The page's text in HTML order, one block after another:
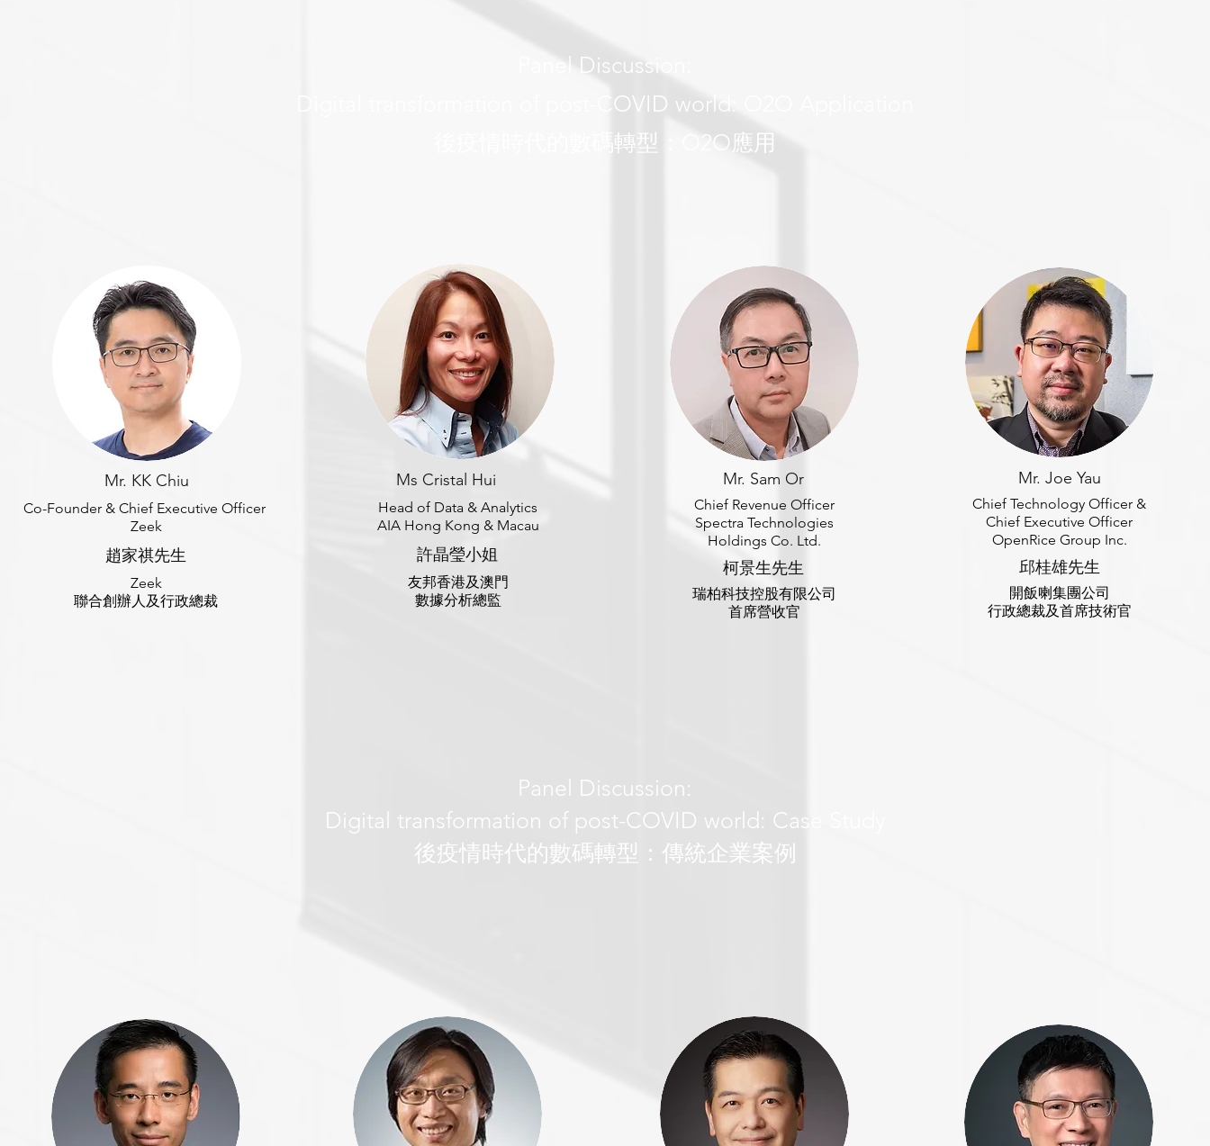
Panel Discussion:
Digital transformation of post-COVID world: O2O Application
後疫情時代的數碼轉型：O2O應用
Mr. KK Chiu
Co-Founder &Chief Executive Officer
Zeek
趙家祺先生
Zeek
聯合創辦人及行政總裁
Ms Cristal Hui
Head of Data & Analytics
AIA Hong Kong & Macau
許晶瑩小姐
友邦香港及澳門
數據分析總監
Mr. Sam Or
Chief Revenue Officer
Spectra Technologies
Holdings Co. Ltd.
柯景生先生
瑞柏科技控股有限公司
首席營收官
Mr. Joe Yau
Chief Technology Officer &
Chief Executive Officer
OpenRice Group Inc.
邱桂雄先生
開飯喇集團公司
行政總裁及首席技術官
Panel Discussion:
Digital transformation of post-COVID world: Case Study
後疫情時代的數碼轉型：傳統企業案例